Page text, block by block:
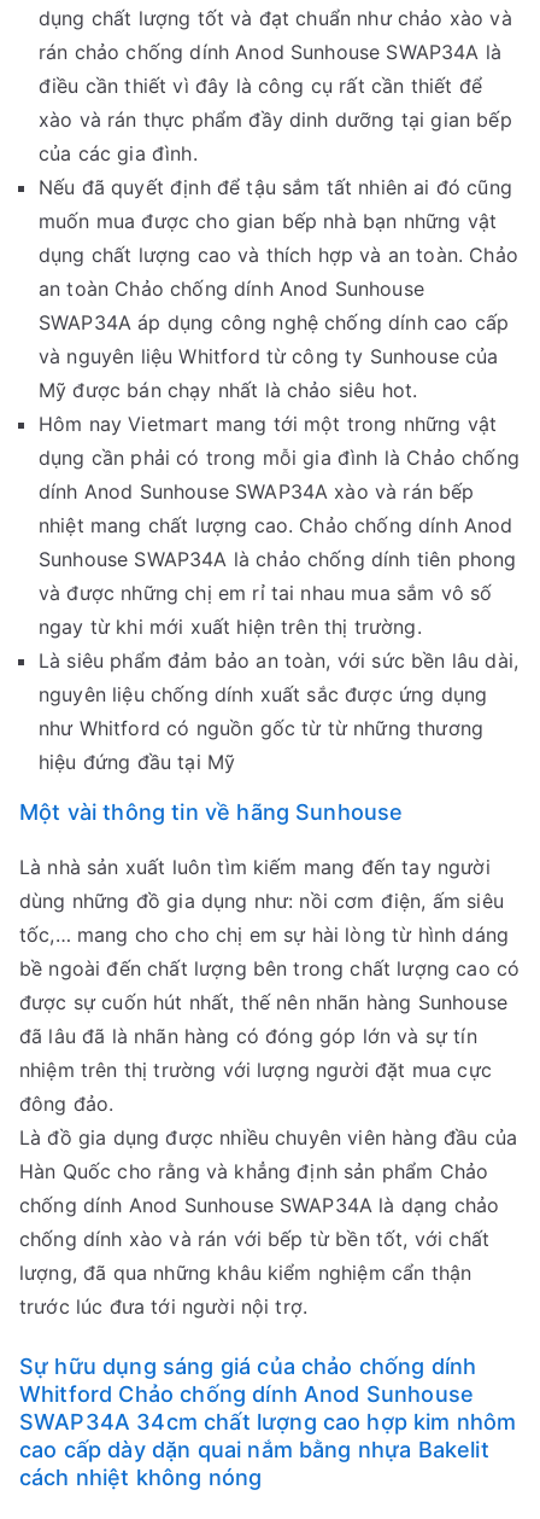
dụng chất lượng tốt và đạt chuẩn như chảo xào và
rán chảo chống dính Anod Sunhouse SWAP34A là
điều cần thiết vì đây là công cụ rất cần thiết để
xào và rán thực phẩm đầy dinh dưỡng tại gian bếp
của các gia đình.
Nếu đã quyết định để tậu sắm tất nhiên ai đó cũng
muốn mua được cho gian bếp nhà bạn những vật
dụng chất lượng cao và thích hợp và an toàn. Chảo
an toàn Chảo chống dính Anod Sunhouse
SWAP34A áp dụng công nghệ chống dính cao cấp
và nguyên liệu Whitford từ công ty Sunhouse của
Mỹ được bán chạy nhất là chảo siêu hot.
Hôm nay Vietmart mang tới một trong những vật
dụng cần phải có trong mỗi gia đình là Chảo chống
dính Anod Sunhouse SWAP34A xào và rán bếp
nhiệt mang chất lượng cao. Chảo chống dính Anod
Sunhouse SWAP34A là chảo chống dính tiên phong
và được những chị em rỉ tai nhau mua sắm vô số
ngay từ khi mới xuất hiện trên thị trường.
Là siêu phẩm đảm bảo an toàn, với sức bền lâu dài,
nguyên liệu chống dính xuất sắc được ứng dụng
như Whitford có nguồn gốc từ từ những thương
hiệu đứng đầu tại Mỹ
Một vài thông tin về hãng Sunhouse
Là nhà sản xuất luôn tìm kiếm mang đến tay người
dùng những đồ gia dụng như: nồi cơm điện, ấm siêu
tốc,… mang cho cho chị em sự hài lòng từ hình dáng
bề ngoài đến chất lượng bên trong chất lượng cao có
được sự cuốn hút nhất, thế nên nhãn hàng Sunhouse
đã lâu đã là nhãn hàng có đóng góp lớn và sự tín
nhiệm trên thị trường với lượng người đặt mua cực
đông đảo.
Là đồ gia dụng được nhiều chuyên viên hàng đầu của
Hàn Quốc cho rằng và khẳng định sản phẩm Chảo
chống dính Anod Sunhouse SWAP34A là dạng chảo
chống dính xào và rán với bếp từ bền tốt, với chất
lượng, đã qua những khâu kiểm nghiệm cẩn thận
trước lúc đưa tới người nội trợ.
Sự hữu dụng sáng giá của chảo chống dính
Whitford Chảo chống dính Anod Sunhouse
SWAP34A 34cm chất lượng cao hợp kim nhôm
cao cấp dày dặn quai nắm bằng nhựa Bakelit
cách nhiệt không nóng